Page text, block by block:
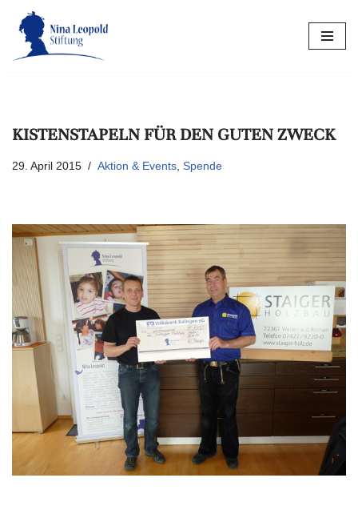
Zum
Inhalt
KISTENSTAPELN FÜR DEN GUTEN ZWECK
29. April 2015 Aktion & Events, Spende